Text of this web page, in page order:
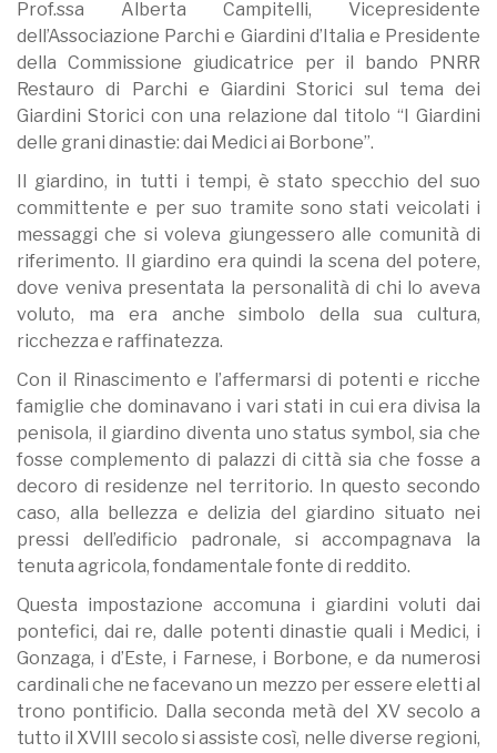
Prof.ssa Alberta Campitelli, Vicepresidente
dell’Associazione Parchi e Giardini d’Italia e Presidente
della Commissione giudicatrice per il bando PNRR
Restauro di Parchi e Giardini Storici sul tema dei
Giardini Storici con una relazione dal titolo “I Giardini
delle grani dinastie: dai Medici ai Borbone”.
Il giardino, in tutti i tempi, è stato specchio del suo
committente e per suo tramite sono stati veicolati i
messaggi che si voleva giungessero alle comunità di
riferimento. Il giardino era quindi la scena del potere,
dove veniva presentata la personalità di chi lo aveva
voluto, ma era anche simbolo della sua cultura,
ricchezza e raffinatezza.
Con il Rinascimento e l’affermarsi di potenti e ricche
famiglie che dominavano i vari stati in cui era divisa la
penisola, il giardino diventa uno status symbol, sia che
fosse complemento di palazzi di città sia che fosse a
decoro di residenze nel territorio. In questo secondo
caso, alla bellezza e delizia del giardino situato nei
pressi dell’edificio padronale, si accompagnava la
tenuta agricola, fondamentale fonte di reddito.
Questa impostazione accomuna i giardini voluti dai
pontefici, dai re, dalle potenti dinastie quali i Medici, i
Gonzaga, i d’Este, i Farnese, i Borbone, e da numerosi
cardinali che ne facevano un mezzo per essere eletti al
trono pontificio. Dalla seconda metà del XV secolo a
tutto il XVIII secolo si assiste così, nelle diverse regioni,